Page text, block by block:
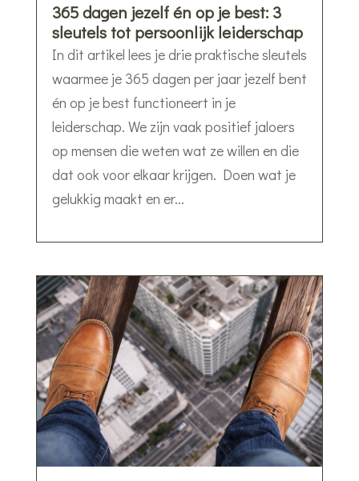
365 dagen jezelf én op je best: 3
sleutels tot persoonlijk leiderschap
In dit artikel lees je drie praktische sleutels
waarmee je 365 dagen per jaar jezelf bent
én op je best functioneert in je
leiderschap. We zijn vaak positief jaloers
op mensen die weten wat ze willen en die
dat ook voor elkaar krijgen. Doen wat je
gelukkig maakt en er...